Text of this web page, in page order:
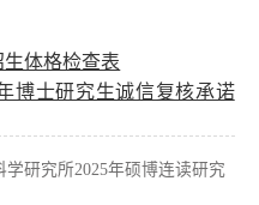
生体格检查表
博士研究生诚信复核承诺
研究所2025年硕博连读研究